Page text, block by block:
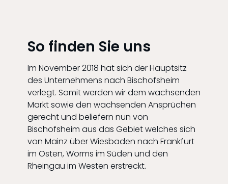
So finden Sie uns
Im November 2018 hat sich der Hauptsitz
des Unternehmens nach Bischofsheim
verlegt. Somit werden wir dem wachsenden
Markt sowie den wachsenden Ansprüchen
gerecht und beliefern nun von
Bischofsheim aus das Gebiet welches sich
von Mainz über Wiesbaden nach Frankfurt
im Osten, Worms im Süden und den
Rheingau im Westen erstreckt.